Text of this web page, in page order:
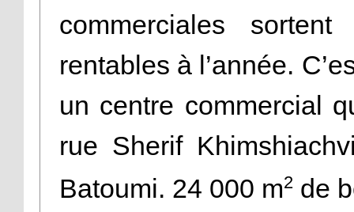
commerciales
rentables à l’année.
un centre commercial
rue Sherif
Batoumi. 24 000 m2 de